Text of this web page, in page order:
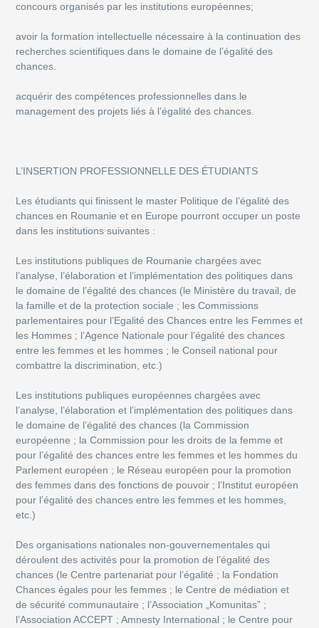
concours organisés par les institutions européennes;
avoir la formation intellectuelle nécessaire à la continuation des
recherches scientifiques dans le domaine de l’égalité des
chances.
acquérir des compétences professionnelles dans le
management des projets liés à l’égalité des chances.
L’INSERTION PROFESSIONNELLE DES ÉTUDIANTS
Les étudiants qui finissent le master Politique de l’égalité des
chances en Roumanie et en Europe pourront occuper un poste
dans les institutions suivantes :
Les institutions publiques de Roumanie chargées avec
l’analyse, l’élaboration et l’implémentation des politiques dans
le domaine de l’égalité des chances (le Ministère du travail, de
la famille et de la protection sociale ; les Commissions
parlementaires pour l’Egalité des Chances entre les Femmes et
les Hommes ; l’Agence Nationale pour l’égalité des chances
entre les femmes et les hommes ; le Conseil national pour
combattre la discrimination, etc.)
Les institutions publiques européennes chargées avec
l’analyse, l’élaboration et l’implémentation des politiques dans
le domaine de l’égalité des chances (la Commission
européenne ; la Commission pour les droits de la femme et
pour l’égalité des chances entre les femmes et les hommes du
Parlement européen ; le Réseau européen pour la promotion
des femmes dans des fonctions de pouvoir ; l’Institut européen
pour l’égalité des chances entre les femmes et les hommes,
etc.)
Des organisations nationales non-gouvernementales qui
déroulent des activités pour la promotion de l’égalité des
chances (le Centre partenariat pour l’égalité ; la Fondation
Chances égales pour les femmes ; le Centre de médiation et
de sécurité communautaire ; l’Association „Komunitas” ;
l’Association ACCEPT ; Amnesty International ; le Centre pour